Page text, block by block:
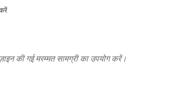
की गई मरम्मत सामग्री का उपयोग करें।